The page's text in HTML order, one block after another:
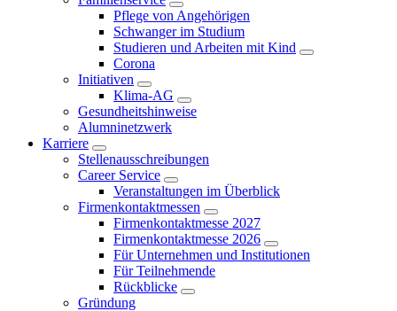
Pflege von Angehörigen
Schwanger im Studium
Studieren und Arbeiten mit Kind
Corona
Initiativen
Klima-AG
Gesundheitshinweise
Alumninetzwerk
Karriere
Stellenausschreibungen
Career Service
Veranstaltungen im Überblick
Firmenkontaktmessen
Firmenkontaktmesse 2027
Firmenkontaktmesse 2026
Für Unternehmen und Institutionen
Für Teilnehmende
Rückblicke
Gründung